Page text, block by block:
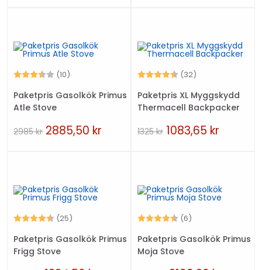
Betyg: (10)
3.9 utav 5 stjärnor
Paketpris Gasolkök Primus
Atle Stove
2985kr 2885,50 kr
Betyg: (32)
Paketpris XL Myggskydd
Thermacell Backpacker
1325kr 1083,65 kr
Betyg: (25)
4.7 utav 5 stjärnor
Paketpris Gasolkök Primus
Frigg Stove
Betyg: (6)
Paketpris Gasolkök Primus
Moja Stove